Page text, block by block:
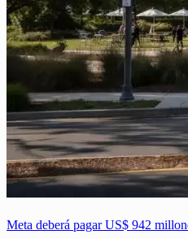
Meta deberá pagar US$ 942